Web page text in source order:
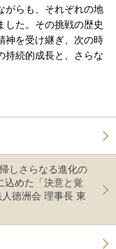
がらも、それぞれの地
した。その挑戦の歴史
神を受け継ぎ、次の時
持続的成長と、さらな
しさらなる進化の
込めた「決意と覚
徳洲会 理事長 東